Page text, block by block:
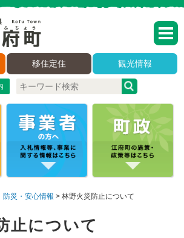
移住定住 観光情報
防災・安心情報 >林野火災防止について
止について